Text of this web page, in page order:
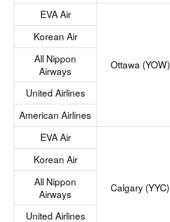
EVA Air
Ottawa (YOW)
Korean Air
All Nippon
Airways
United Airlines
American Airlines
EVA Air
Calgary (YYC)
Korean Air
All Nippon
Airways
United Airlines